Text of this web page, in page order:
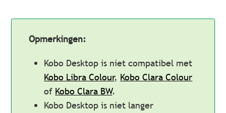
Opmerkingen:
Kobo Desktop is niet compatibel met
Kobo Libra Colour, Kobo Clara Colour
of Kobo Clara BW.
Kobo Desktop is niet langer